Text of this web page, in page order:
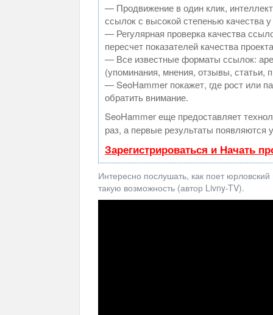
— Продвижение в один клик,
ссылок с высокой степенью качества
— Регулярная проверка качества
пересчет показателей качества
— Все известные форматы ссылок:
(упоминания, мнения, отзывы, статьи,
— SeoHammer покажет, где рост или
обратить внимание.
SeoHammer еще предоставляет
раз, а первые результаты появляются
Зарегистрироваться и Начать
Интересно послушать, как поет
такую возможность (автор Livny-TV).